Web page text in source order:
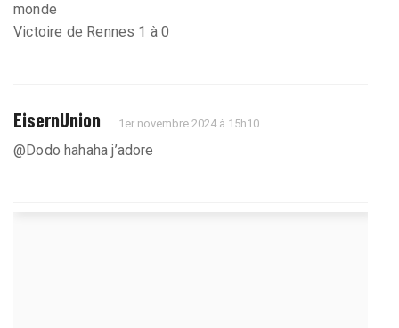
monde
Victoire de Rennes 1 à 0
EisernUnion 1er novembre 2024 à 15h10
@Dodo hahaha j’adore